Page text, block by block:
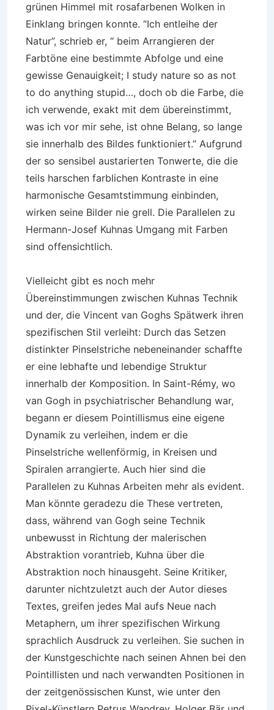
grünen Himmel mit rosafarbenen Wolken in
Einklang bringen konnte. “Ich entleihe der
Natur”, schrieb er, “ beim Arrangieren der
Farbtöne eine bestimmte Abfolge und eine
gewisse Genauigkeit; I study nature so as not
to do anything stupid…, doch ob die Farbe, die
ich verwende, exakt mit dem übereinstimmt,
was ich vor mir sehe, ist ohne Belang, so lange
sie innerhalb des Bildes funktioniert.” Aufgrund
der so sensibel austarierten Tonwerte, die die
teils harschen farblichen Kontraste in eine
harmonische Gesamtstimmung einbinden,
wirken seine Bilder nie grell. Die Parallelen zu
Hermann-Josef Kuhnas Umgang mit Farben
sind offensichtlich.
Vielleicht gibt es noch mehr
Übereinstimmungen zwischen Kuhnas Technik
und der, die Vincent van Goghs Spätwerk ihren
spezifischen Stil verleiht: Durch das Setzen
distinkter Pinselstriche nebeneinander schaffte
er eine lebhafte und lebendige Struktur
innerhalb der Komposition. In Saint-Rémy, wo
van Gogh in psychiatrischer Behandlung war,
begann er diesem Pointillismus eine eigene
Dynamik zu verleihen, indem er die
Pinselstriche wellenförmig, in Kreisen und
Spiralen arrangierte. Auch hier sind die
Parallelen zu Kuhnas Arbeiten mehr als evident.
Man könnte geradezu die These vertreten,
dass, während van Gogh seine Technik
unbewusst in Richtung der malerischen
Abstraktion vorantrieb, Kuhna über die
Abstraktion noch hinausgeht. Seine Kritiker,
darunter nichtzuletzt auch der Autor dieses
Textes, greifen jedes Mal aufs Neue nach
Metaphern, um ihrer spezifischen Wirkung
sprachlich Ausdruck zu verleihen. Sie suchen in
der Kunstgeschichte nach seinen Ahnen bei den
Pointillisten und nach verwandten Positionen in
der zeitgenössischen Kunst, wie unter den